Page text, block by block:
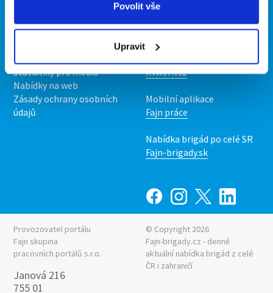
Povolit vše
Upravit
O nás
Statistiky pro média
Nabídky na web
Zásady ochrany osobních
údajů
Fajn brigády
INwork.cz
Mobilní aplikace
Fajn práce
Nabídka brigád po celé SR
Fajn-brigady.sk
Provozovatel portálu
Fajn skupina
pracovních portálů s.r.o.
Janová 216
755 01
© Copyright 2026
Fajn-brigady.cz - denně
aktuální nabídka brigád z celé
ČR i zahraničí